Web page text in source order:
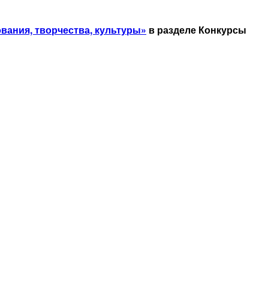
творчества, культуры» в разделе Конкурсы